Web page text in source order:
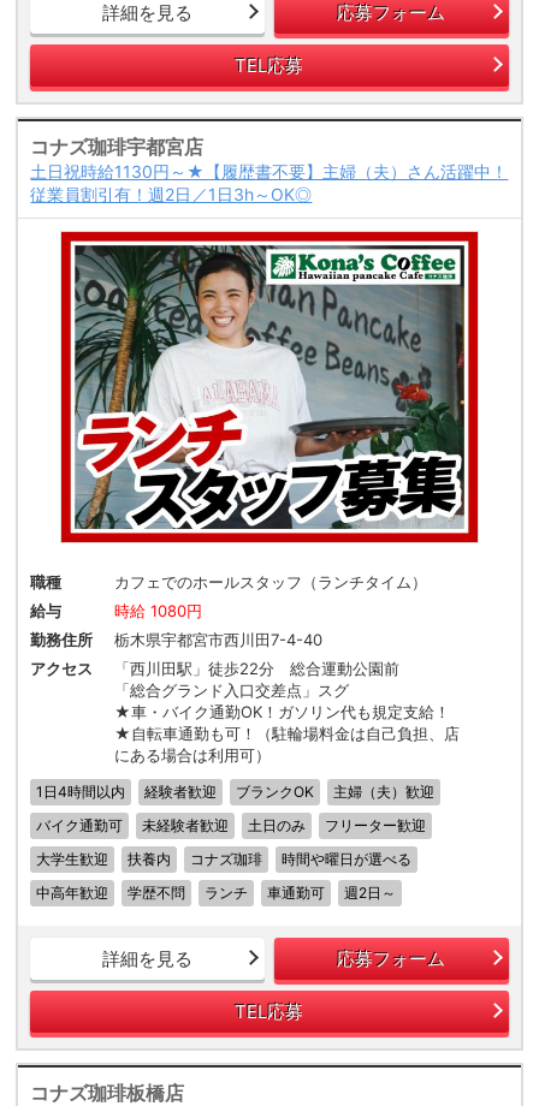
詳細を見る 応募フォーム
TEL応募
コナズ珈琲宇都宮店
土日祝時給1130円～★【履歴書不要】主婦（夫）さん活躍中！
従業員割引有！週2日／1日3h～OK◎
職種
カフェでのホールスタッフ（ランチタイム）
給与
時給 1080円
勤務住所
栃木県宇都宮市西川田7-4-40
アクセス
「西川田駅」徒歩22分 総合運動公園前
「総合グランド入口交差点」スグ
★車・バイク通勤OK！ガソリン代も規定支給！
★自転車通勤も可！（駐輪場料金は自己負担、店
にある場合は利用可）
1日4時間以内 経験者歓迎 ブランクOK
主婦（夫）歓迎
バイク通勤可
未経験者歓迎 土日のみ
フリーター歓迎
大学生歓迎
扶養内 コナズ珈琲
時間や曜日が選べる
中高年歓迎
学歴不問 ランチ 車通勤可 週2日～
詳細を見る 応募フォーム
TEL応募
コナズ珈琲板橋店